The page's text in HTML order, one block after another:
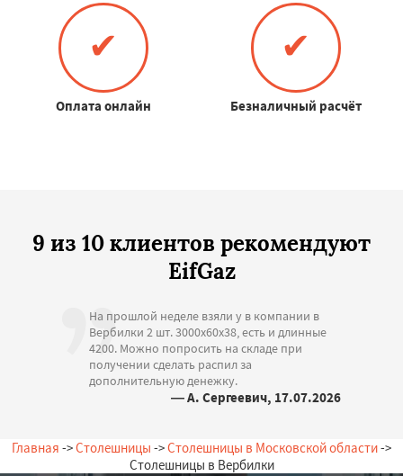
✔
Оплата онлайн
✔
Безналичный расчёт
9 из 10 клиентов рекомендуют
EifGaz
На прошлой неделе взяли у в компании в
Вербилки 2 шт. 3000х60х38, есть и длинные
4200. Можно попросить на складе при
получении сделать распил за
дополнительную денежку.
— А. Сергеевич, 17.07.2026
Главная ->Столешницы ->Столешницы в Московской области->
Столешницы в Вербилки